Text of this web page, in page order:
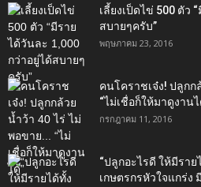
เลี้ยงเป็ดไข่ 500 ตัว
สบายๆครับ”
พฤษภาคม 23, 2016
คนโคราชเจ๋ง! ปลูกก
“ไม่เชื่อก็ให้มาดูงานไ
กรกฎาคม 11, 2016
“ปลูกอะไรดี ให้มีรา
เกษตรกรหัวใจแกร่ง